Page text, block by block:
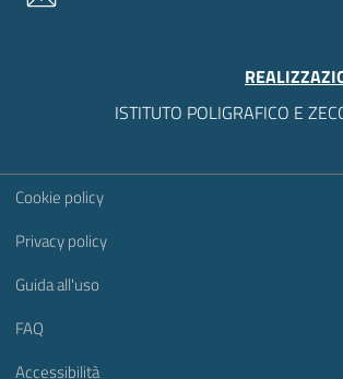
ISTITUTO POLIGRAFICO E
Sezione Link Utili
Cookie policy
Privacy policy
Guida all'uso
FAQ
Accessibilità